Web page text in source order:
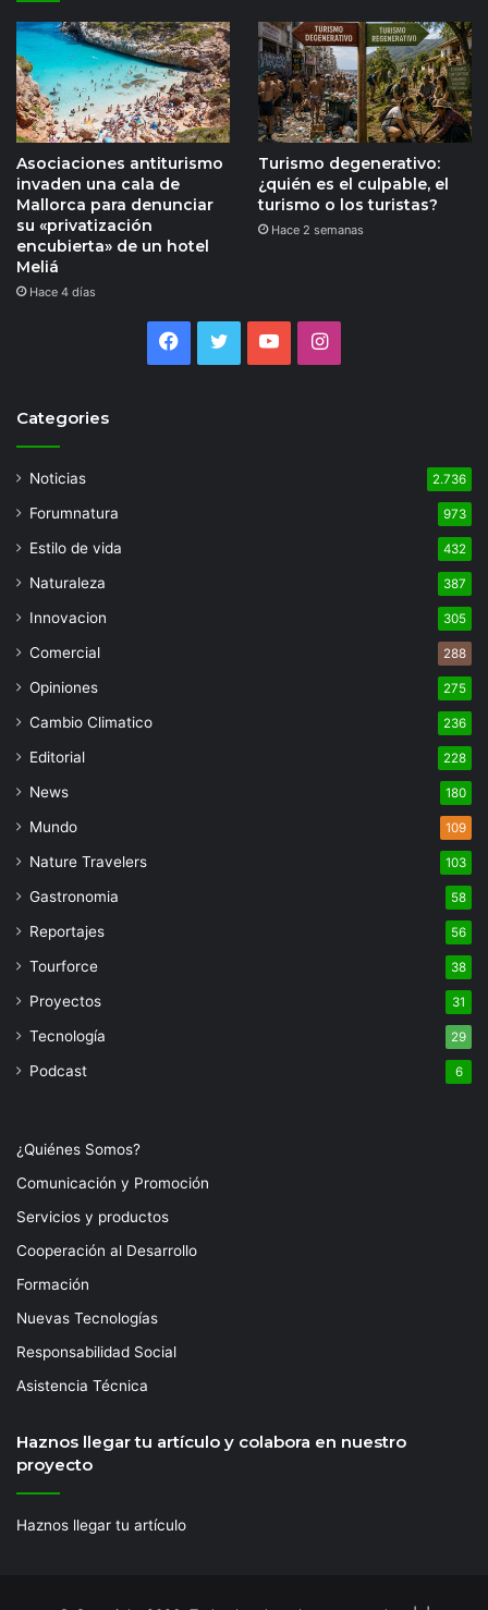
Asociaciones antiturismo
invaden una cala de
Mallorca para denunciar
su «privatización
encubierta» de un hotel
Meliá
Hace 4 días
Turismo degenerativo:
¿quién es el culpable, el
turismo o los turistas?
Hace 2 semanas
Facebook
TwitterYouTubeInstagram
Categories
Noticias 2.736
Forumnatura 973
Estilo de vida 432
Naturaleza 387
Innovacion 305
Comercial 288
Opiniones 275
Cambio Climatico 236
Editorial 228
News 180
Mundo 109
Nature Travelers 103
Gastronomia 58
Reportajes 56
Tourforce 38
Proyectos 31
Tecnología 29
Podcast 6
¿Quiénes Somos?
Comunicación y Promoción
Servicios y productos
Cooperación al Desarrollo
Formación
Nuevas Tecnologías
Responsabilidad Social
Asistencia Técnica
Haznos llegar tu artículo y colabora en nuestro
proyecto
Haznos llegar tu artículo